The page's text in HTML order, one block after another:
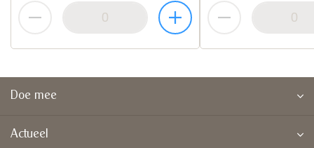
Doe mee
Actueel